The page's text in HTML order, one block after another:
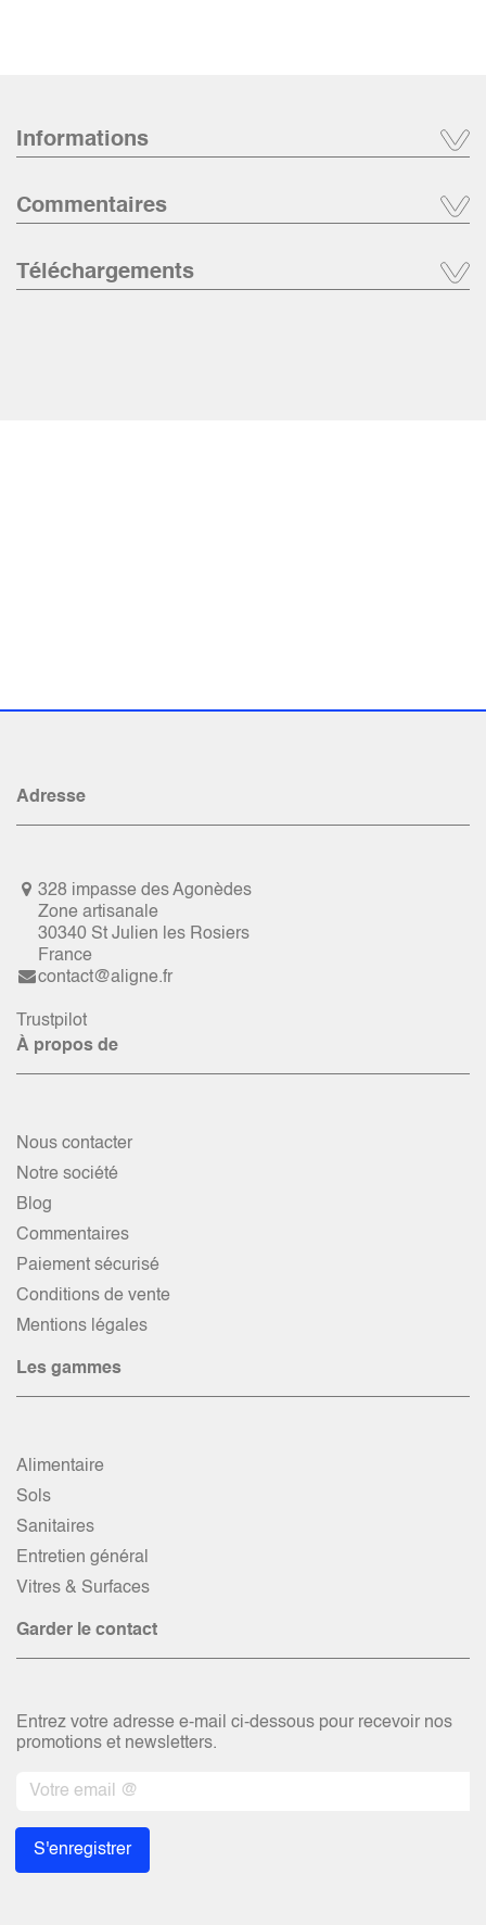
Informations
Commentaires
Téléchargements
Adresse
328 impasse des Agonèdes
Zone artisanale
30340 St Julien les Rosiers
France
contact@aligne.fr
Trustpilot
À propos de
Nous contacter
Notre société
Blog
Commentaires
Paiement sécurisé
Conditions de vente
Mentions légales
Les gammes
Alimentaire
Sols
Sanitaires
Entretien général
Vitres & Surfaces
Garder le contact
Entrez votre adresse e-mail ci-dessous pour recevoir nos
promotions et newsletters.
S'enregistrer